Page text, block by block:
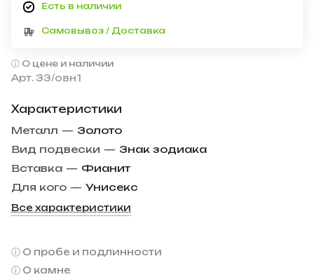
Арт.33/овн1
Характеристики
Металл — Золото
Вид подвески — Знак зодиака
Вставка — Фианит
Для кого — Унисекс
Все характеристики
О пробе и подлинности
О камне
Есть в наличии
Самовывоз / Доставка
О цене и наличии